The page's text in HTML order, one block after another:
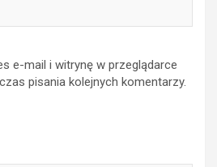
e-mail i witrynę w przeglądarce
pisania kolejnych komentarzy.